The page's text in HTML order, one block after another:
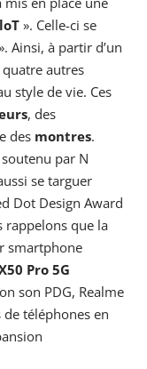
». Celle-ci se
Ainsi, à partir d’un
autres
style de vie. Ces
, des
des montres.
par N
se targuer
Dot Design Award
rappelons que la
smartphone
Pro 5G
son PDG, Realme
téléphones en